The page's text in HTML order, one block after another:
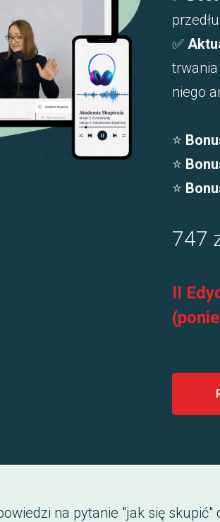
✅
trwania
niego
⭐
⭐
⭐
747
II
na pytanie "jak się